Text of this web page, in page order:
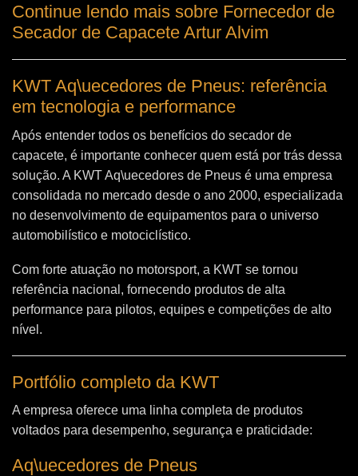
Continue lendo mais sobre Fornecedor de
Secador de Capacete Artur Alvim
KWT Aq\uecedores de Pneus: referência
em tecnologia e performance
Após entender todos os benefícios do secador de
capacete, é importante conhecer quem está por trás dessa
solução. A KWT Aq\uecedores de Pneus é uma empresa
consolidada no mercado desde o ano 2000, especializada
no desenvolvimento de equipamentos para o universo
automobilístico e motociclístico.
Com forte atuação no motorsport, a KWT se tornou
referência nacional, fornecendo produtos de alta
performance para pilotos, equipes e competições de alto
nível.
Portfólio completo da KWT
A empresa oferece uma linha completa de produtos
voltados para desempenho, segurança e praticidade:
Aq\uecedores de Pneus